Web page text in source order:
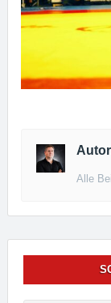
Alle